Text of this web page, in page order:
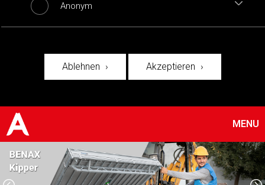
Anonym
Ablehnen Akzeptieren
MENU